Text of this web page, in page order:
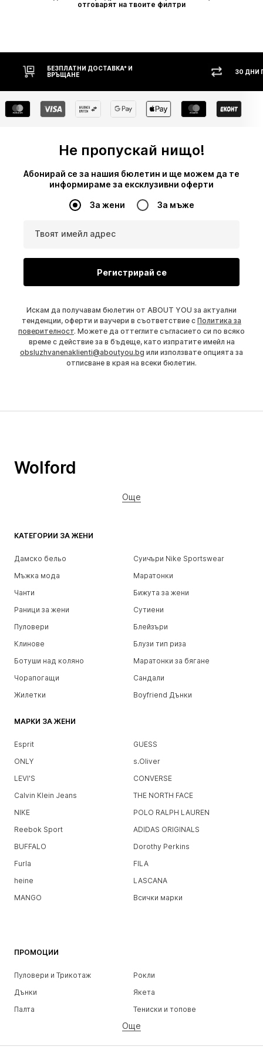
отговарят на твоите филтри
30 ДНИ ПРАВО НА ВРЪЩАНЕ
Не пропускай нищо!
Абонирай се за нашия бюлетин и ще можем да те
информираме за ексклузивни оферти
За жени За мъже
Твоят имейл адрес
Регистрирай се
Искам да получавам бюлетин от ABOUT YOU за актуални
тенденции, оферти и ваучери в съответствие с Политика за
поверителност. Можете да оттеглите съгласието си по всяко
време с действие за в бъдеще, като изпратите имейл на
obsluzhvanenaklienti@aboutyou.bg или използвате опцията за
отписване в края на всеки бюлетин.
КАТЕГОРИИ ЗА ЖЕНИ
Дамско бельо
Суичъри Nike Sportswear
Мъжка мода
Маратонки
Чанти
Бижута за жени
Раници за жени
Сутиени
Пуловери
Блейзъри
Клинове
Блузи тип риза
Ботуши над коляно
Маратонки за бягане
Чорапогащи
Сандали
Жилетки
Boyfriend Дънки
МАРКИ ЗА ЖЕНИ
Esprit
GUESS
ONLY
s.Oliver
LEVI'S
CONVERSE
Calvin Klein Jeans
THE NORTH FACE
NIKE
POLO RALPH LAUREN
Reebok Sport
ADIDAS ORIGINALS
BUFFALO
Dorothy Perkins
Furla
FILA
heine
LASCANA
MANGO
Всички марки
ПРОМОЦИИ
Пуловери и Трикотаж
Рокли
Дънки
Якета
Палта
Тениски и топове
Бельо
Поли
Блузи и туники
Още
Wolford
Още